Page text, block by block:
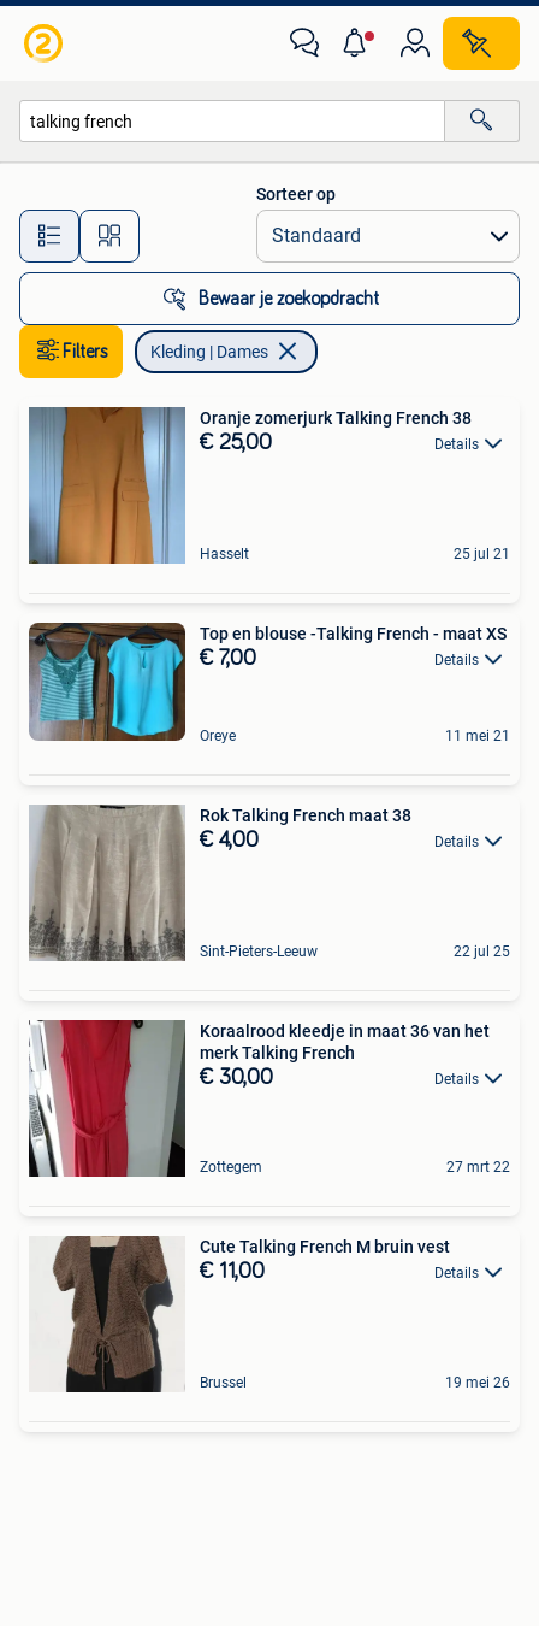
Alle afstanden…
Sorteer op
Bewaar je zoekopdracht
Filters Kleding | Dames
Oranje zomerjurk Talking French 38
€ 25,00 Details
Hasselt 25 jul 21
Top en blouse -Talking French - maat XS
€ 7,00 Details
Oreye 11 mei 21
Rok Talking French maat 38
€ 4,00 Details
Sint-Pieters-Leeuw 22 jul 25
Koraalrood kleedje in maat 36 van het
merk Talking French
€ 30,00 Details
Zottegem 27 mrt 22
Cute Talking French M bruin vest
€ 11,00 Details
Brussel 19 mei 26